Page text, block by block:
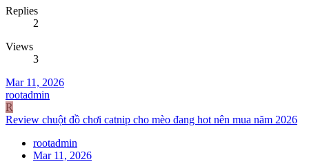
Replies
2
Views
3
Mar 11, 2026
rootadmin
R
Review chuột đồ chơi catnip cho mèo đang hot nên mua năm 2026
rootadmin
Mar 11, 2026